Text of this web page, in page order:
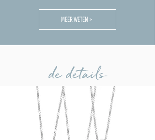
MEER WETEN >
de details